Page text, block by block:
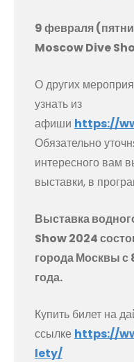
9 февраля
Moscow Dive
О других
узнать из
афиши https://
Обязательно
интересного вам
выставки, в
Выставка
Show 2024
города Москвы с
года.
Купить билет на
ссылке https://
lety/